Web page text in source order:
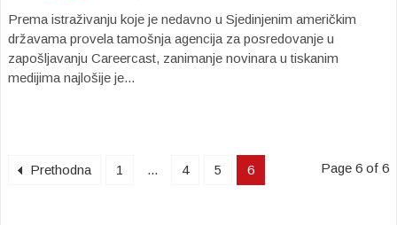
Prema istraživanju koje je nedavno u Sjedinjenim američkim
državama provela tamošnja agencija za posredovanje u
zapošljavanju Careercast, zanimanje novinara u tiskanim
medijima najlošije je...
Prethodna 1 ... 4 5 6 Page 6 of 6